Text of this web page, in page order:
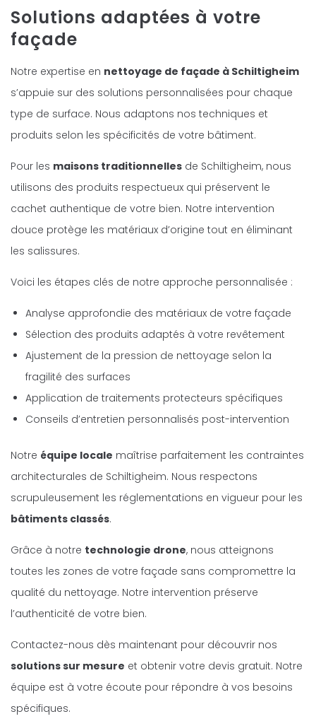
Solutions adaptées à votre
façade
Notre expertise en nettoyage de façade à Schiltigheim
s’appuie sur des solutions personnalisées pour chaque
type de surface. Nous adaptons nos techniques et
produits selon les spécificités de votre bâtiment.
Pour les maisons traditionnelles de Schiltigheim, nous
utilisons des produits respectueux qui préservent le
cachet authentique de votre bien. Notre intervention
douce protège les matériaux d’origine tout en éliminant
les salissures.
Voici les étapes clés de notre approche personnalisée :
Analyse approfondie des matériaux de votre façade
Sélection des produits adaptés à votre revêtement
Ajustement de la pression de nettoyage selon la
fragilité des surfaces
Application de traitements protecteurs spécifiques
Conseils d’entretien personnalisés post-intervention
Notre équipe locale maîtrise parfaitement les contraintes
architecturales de Schiltigheim. Nous respectons
scrupuleusement les réglementations en vigueur pour les
bâtiments classés.
Grâce à notre technologie drone, nous atteignons
toutes les zones de votre façade sans compromettre la
qualité du nettoyage. Notre intervention préserve
l’authenticité de votre bien.
Contactez-nous dès maintenant pour découvrir nos
solutions sur mesure et obtenir votre devis gratuit. Notre
équipe est à votre écoute pour répondre à vos besoins
spécifiques.